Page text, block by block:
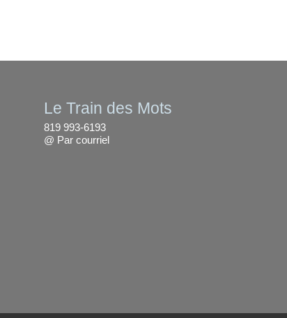
Le Train des Mots
819 993-6193
@ Par courriel